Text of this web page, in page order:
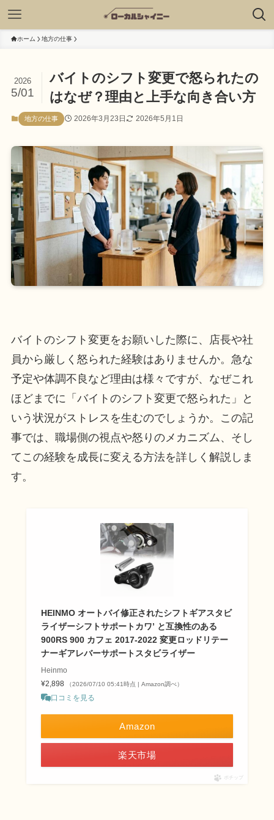
ホーム 地方の仕事
バイトのシフト変更で怒られたの
はなぜ？理由と上手な向き合い方
2026
5/01
地方の仕事 2026年3月23日 2026年5月1日
バイトのシフト変更をお願いした際に、店長や社
員から厳しく怒られた経験はありませんか。急な
予定や体調不良など理由は様々ですが、なぜこれ
ほどまでに「バイトのシフト変更で怒られた」と
いう状況がストレスを生むのでしょうか。この記
事では、職場側の視点や怒りのメカニズム、そし
てこの経験を成長に変える方法を詳しく解説しま
す。
HEINMO オートバイ修正されたシフトギアスタビ
ライザーシフトサポートカワ’ と互換性のある
900RS 900 カフェ 2017-2022 変更ロッドリテー
ナーギアレバーサポートスタビライザー
Heinmo
¥2,898
（2026/07/10 05:41時点 | Amazon調べ）
口コミを見る
Amazon
楽天市場
ポチップ